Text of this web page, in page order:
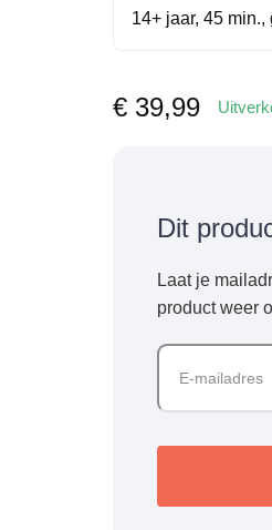
14+ jaar, 45
€ 39,99
Dit
Laat je
product weer